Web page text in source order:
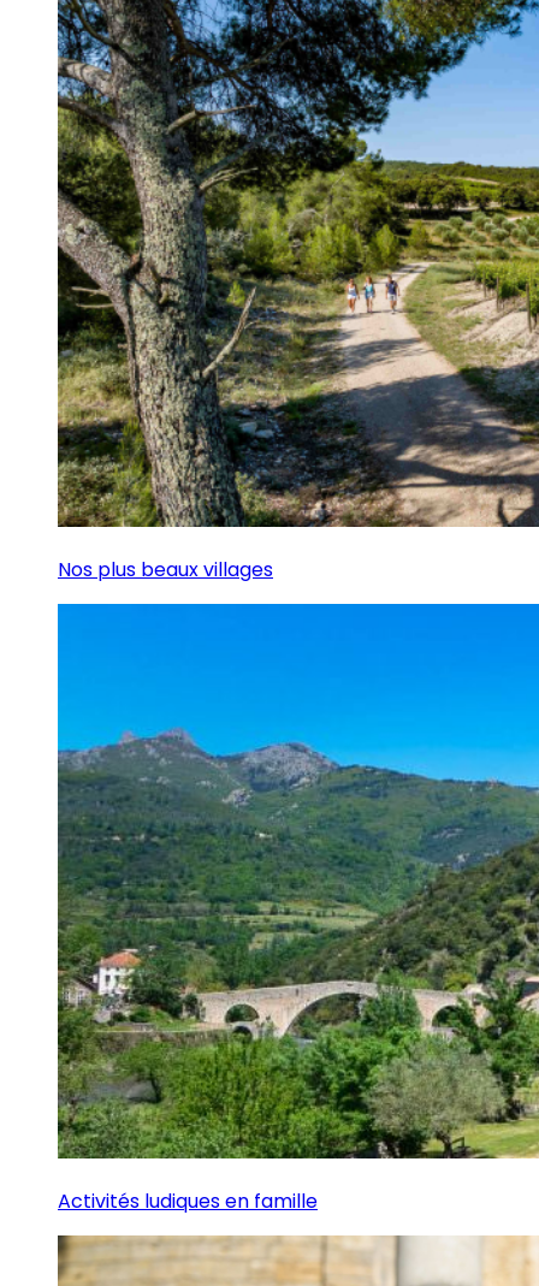
Nos plus beaux villages
Activités ludiques en famille